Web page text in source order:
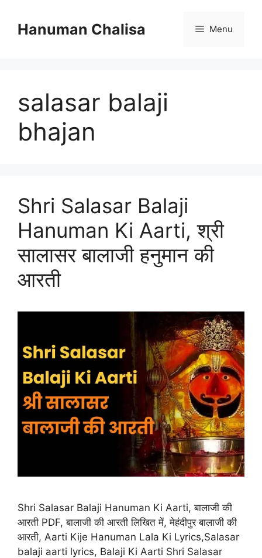
contentHanuman Chalisa Menu
salasar balaji
bhajan
Shri Salasar Balaji
Hanuman Ki Aarti, श्री
सालासर बालाजी हनुमान की
आरती
Shri Salasar Balaji Hanuman Ki Aarti, बालाजी की
आरती PDF, बालाजी की आरती लिखित में, मेहंदीपुर बालाजी की
आरती, Aarti Kije Hanuman Lala Ki Lyrics,Salasar
balaji aarti lyrics, Balaji Ki Aarti Shri Salasar